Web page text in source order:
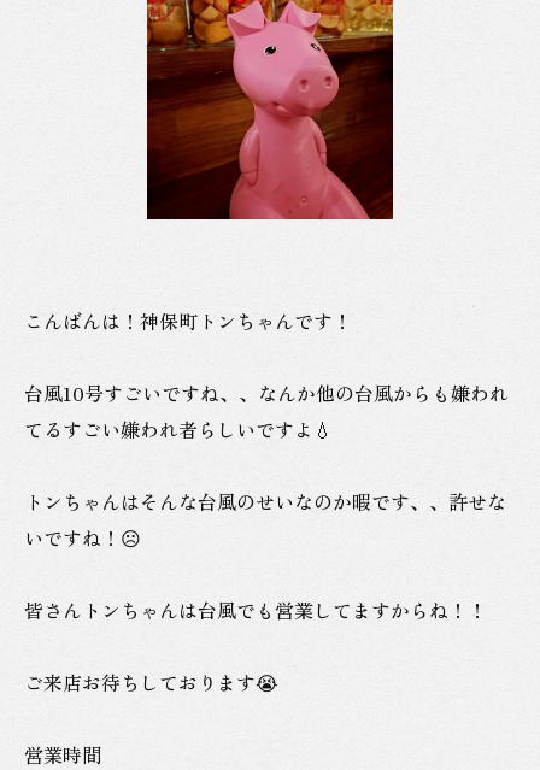
こんばんは！神保町トンちゃんです！
台風10号すごいですね、、なんか他の台風からも嫌われ
てるすごい嫌われ者らしいですよ💧
トンちゃんはそんな台風のせいなのか暇です、、許せな
いですね！☹️
皆さんトンちゃんは台風でも営業してますからね！！
ご来店お待ちしております😭
営業時間